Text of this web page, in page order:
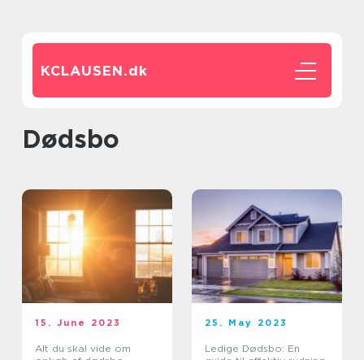
KCLAUSEN.dk
dødsbo
15. June 2023
Alt du skal vide om
25. May 2023
Ledige Dødsbo: En